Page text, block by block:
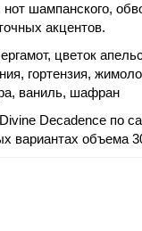
шампанского,
акцентов.
цветок
гортензия,
ваниль, шафран
Decadence по
вариантах объема